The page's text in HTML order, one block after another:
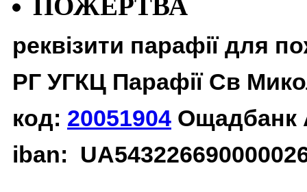
ПОЖЕРТВА
реквізити парафії для
РГ УГКЦ Парафії Св
код: 20051904 Ощадбанк
iban: